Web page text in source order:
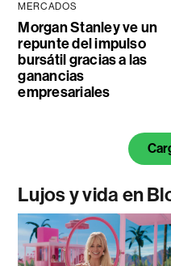
MERCADOS
Morgan Stanley ve un
repunte del impulso
bursátil gracias a las
ganancias
empresariales
Lujos y vida en